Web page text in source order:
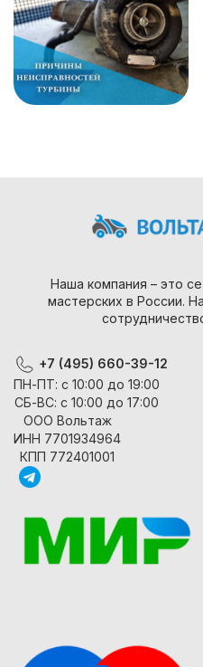
Наша компания – это
мастерских в России.
+7 (495) 660-39-12
ПН-ПТ: с 10:00 до 19:00
СБ-ВС: с 10:00 до 17:00
ООО Вольтаж
ИНН 7701934964
КПП 772401001